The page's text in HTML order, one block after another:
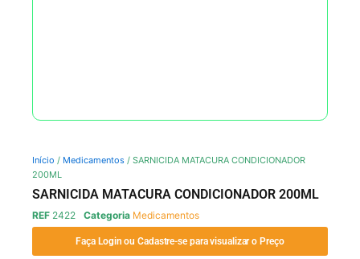
Início / Medicamentos / SARNICIDA MATACURA CONDICIONADOR
200ML
SARNICIDA MATACURA CONDICIONADOR 200ML
REF 2422 Categoria Medicamentos
Faça Login ou Cadastre-se para visualizar o Preço